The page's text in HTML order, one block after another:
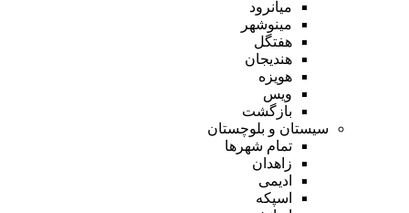
میانرود
مینوشهر
هفتگل
هندیجان
هویزه
ویس
بازگشت
سیستان و بلوچستان
تمام شهر‌ها
زاهدان
ادیمی
اسپکه